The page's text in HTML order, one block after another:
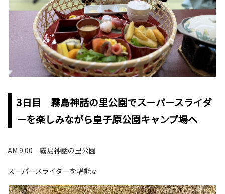
3日目 霧島神話の里公園でスーパースライダ
ーを楽しみながら皇子原公園キャンプ場へ
AM 9:00 霧島神話の里公園
スーパースライダーを堪能☺